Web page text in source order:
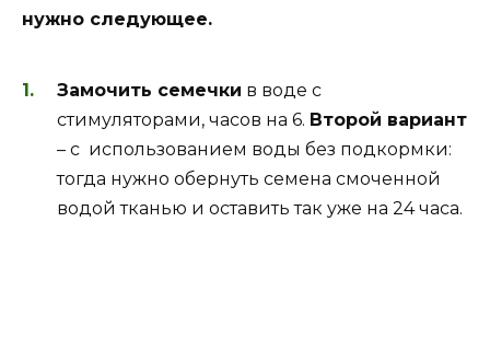
нужно следующее.
Замочить семечки в воде с
стимуляторами, часов на 6. Второй вариант
– с использованием воды без подкормки:
тогда нужно обернуть семена смоченной
водой тканью и оставить так уже на 24 часа.